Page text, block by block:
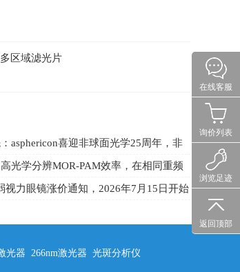
区域滤光片
asphericon喜迎非球面光学25周年，非
面光学分辨MOR-PAM效率，在相同重频
视力眼镜涨价通知，2026年7月15日开始
光器 266nm激光器 光斑分析仪
在线客服
询价列表
浏览足迹
返回顶部